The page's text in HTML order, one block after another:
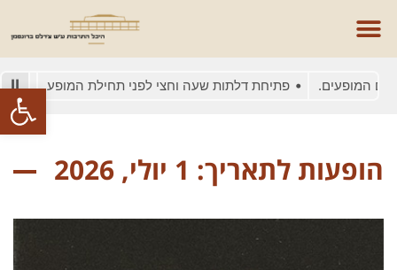
פתח המופעים. פתיחת דלתות שעה וחצי לפני תחילת המופע בשל
הופעות לתאריך: 1 יולי, 2026